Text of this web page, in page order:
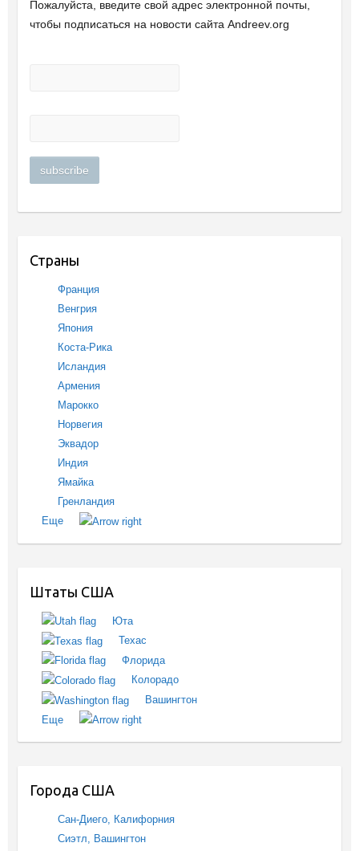
Пожалуйста, введите свой ​​адрес электронной почты,
чтобы подписаться на новости сайта Andreev.org
Страны
Франция
Венгрия
Япония
Коста-Рика
Исландия
Армения
Марокко
Норвегия
Эквадор
Индия
Ямайка
Гренландия
Еще
Штаты США
Юта
Техас
Флорида
Колорадо
Вашингтон
Еще
Города США
Сан-Диего, Калифорния
Сиэтл, Вашингтон